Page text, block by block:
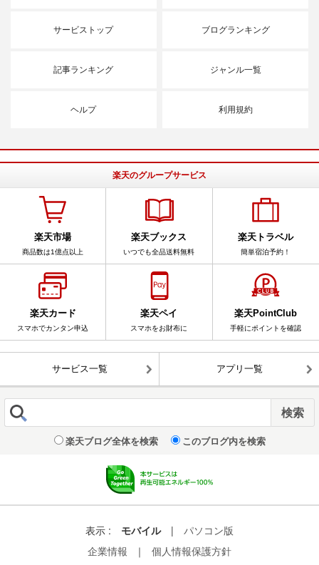
サービストップ ブログランキング
記事ランキング ジャンル一覧
ヘルプ 利用規約
楽天のグループサービス
楽天市場
商品数は1億点以上
楽天ブックス
いつでも全品送料無料
楽天トラベル
簡単宿泊予約！
楽天カード
スマホでカンタン申込
楽天ペイ
スマホをお財布に
楽天PointClub
手軽にポイントを確認
サービス一覧 アプリ一覧
楽天ブログ全体を検索 このブログ内を検索
表示 : モバイル |
パソコン版
企業情報
｜ 個人情報保護方針